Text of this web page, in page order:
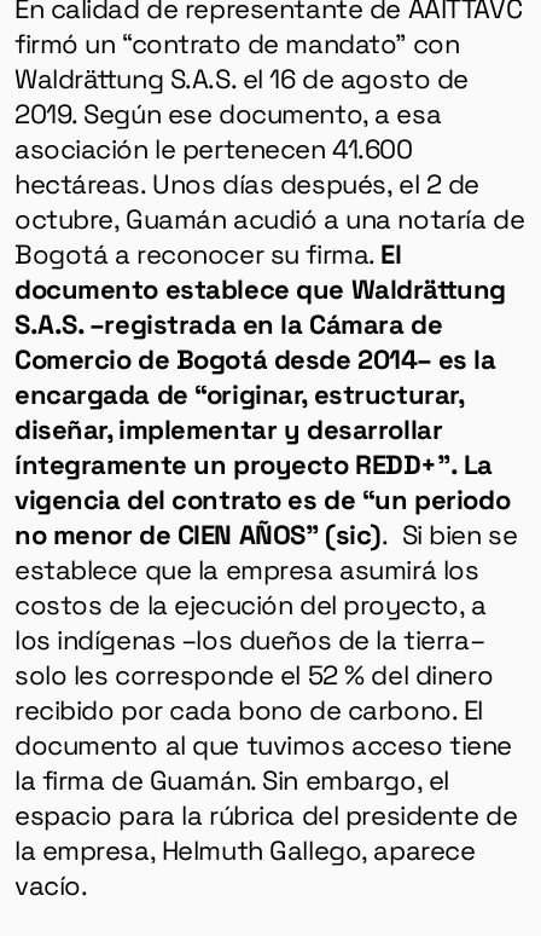
En calidad de representante de AAITTAVC
firmó un “contrato de mandato” con
Waldrättung S.A.S. el 16 de agosto de
2019. Según ese documento, a esa
asociación le pertenecen 41.600
hectáreas. Unos días después, el 2 de
octubre, Guamán acudió a una notaría de
Bogotá a reconocer su firma. El
documento establece que Waldrättung
S.A.S. –registrada en la Cámara de
Comercio de Bogotá desde 2014– es la
encargada de “originar, estructurar,
diseñar, implementar y desarrollar
íntegramente un proyecto REDD+”. La
vigencia del contrato es de “un periodo
no menor de CIEN AÑOS” (sic). Si bien se
establece que la empresa asumirá los
costos de la ejecución del proyecto, a
los indígenas –los dueños de la tierra–
solo les corresponde el 52 % del dinero
recibido por cada bono de carbono. El
documento al que tuvimos acceso tiene
la firma de Guamán. Sin embargo, el
espacio para la rúbrica del presidente de
la empresa, Helmuth Gallego, aparece
vacío.